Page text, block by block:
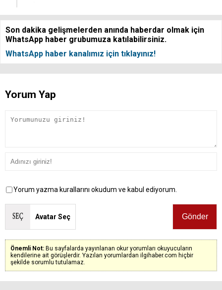
Son dakika gelişmelerden anında haberdar olmak için
WhatsApp haber grubumuza katılabilirsiniz.
WhatsApp haber kanalımız için tıklayınız!
Yorum Yap
Yorum yazma kurallarını okudum ve kabul ediyorum.
Avatar Seç
Önemli Not: Bu sayfalarda yayınlanan okur yorumları okuyucuların
kendilerine ait görüşlerdir. Yazılan yorumlardan ilgihaber.com hiçbir
şekilde sorumlu tutulamaz.